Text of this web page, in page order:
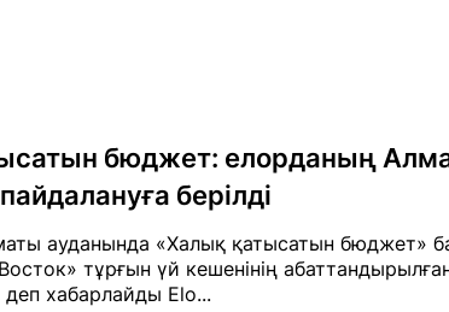
бюджет: елорданың
берілді
ауданында «Халық қатысатын бюджет»
тұрғын үй кешенінің
хабарлайды Elo...